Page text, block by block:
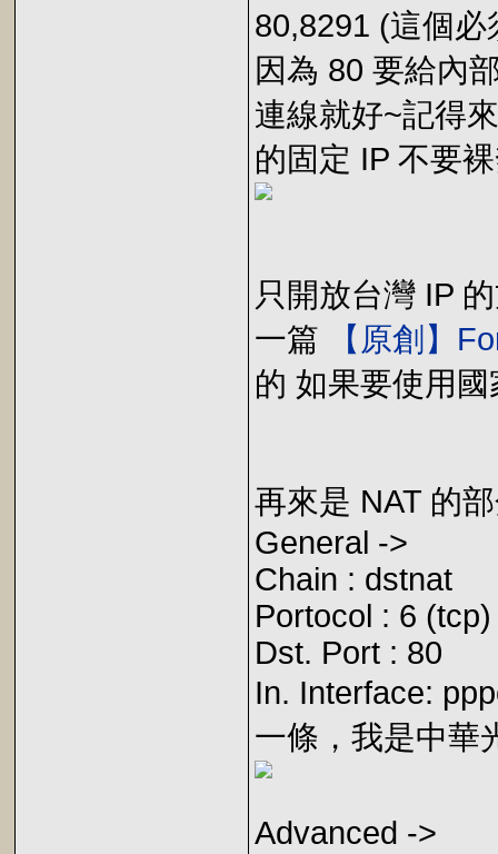
80,8291 (這個
因為 80 要給內
連線就好~記得
的固定 IP 不要
只開放台灣 IP
一篇
【原創】
的 如果要使用
再來是 NAT 的
General ->
Chain : dstnat
Portocol : 6 (tcp)
Dst. Port : 80
In. Interface:
一條，我是中華
Advanced ->